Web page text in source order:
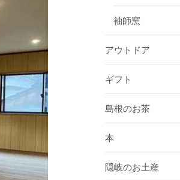
袖師窯
アウトドア
ギフト
島根のお茶
本
隠岐のお土産